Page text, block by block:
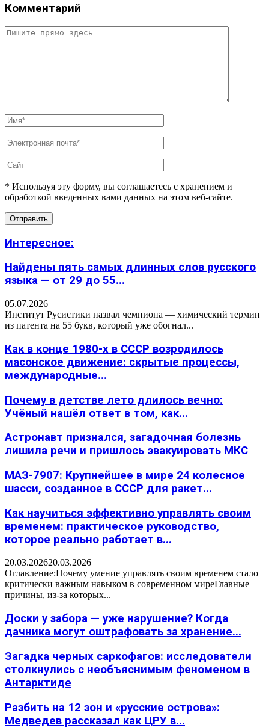
Комментарий
* Используя эту форму, вы соглашаетесь с хранением и
обработкой введенных вами данных на этом веб-сайте.
Интересное:
Найдены пять самых длинных слов русского
языка — от 29 до 55...
05.07.2026
Институт Русистики назвал чемпиона — химический термин
из патента на 55 букв, который уже обогнал...
Как в конце 1980-х в СССР возродилось
масонское движение: скрытые процессы,
международные...
Почему в детстве лето длилось вечно:
Учёный нашёл ответ в том, как...
Астронавт признался, загадочная болезнь
лишила речи и пришлось эвакуировать МКС
МАЗ-7907: Крупнейшее в мире 24 колесное
шасси, созданное в СССР для ракет...
Как научиться эффективно управлять своим
временем: практическое руководство,
которое реально работает в...
20.03.202620.03.2026
Оглавление:Почему умение управлять своим временем стало
критически важным навыком в современном миреГлавные
причины, из-за которых...
Доски у забора — уже нарушение? Когда
дачника могут оштрафовать за хранение...
Загадка черных саркофагов: исследователи
столкнулись с необъяснимым феноменом в
Антарктиде
Разбить на 12 зон и «русские острова»:
Медведев рассказал как ЦРУ в...